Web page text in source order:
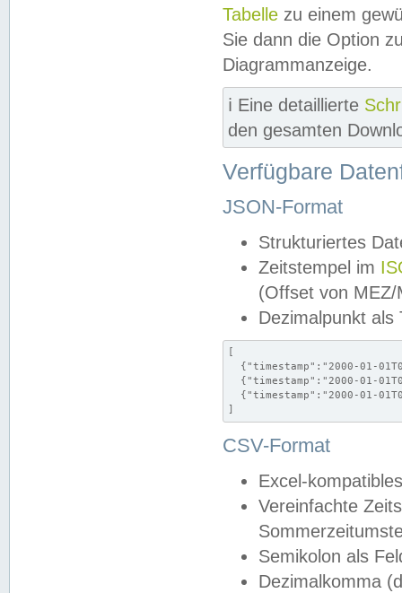
Tabelle zu einem
Sie dann die Option
Diagrammanzeige.
ℹ️ Eine detaillierte
den gesamten
Verfügbare
JSON-Format
Strukturiertes
Zeitstempel im
(Offset von MEZ/
Dezimalpunkt als
[
{"timestamp":"2000-01-
{"timestamp":"2000-01-
{"timestamp":"2000-01-
]
CSV-Format
Excel-
Vereinfachte
Semikolon als
Dezimalkomma